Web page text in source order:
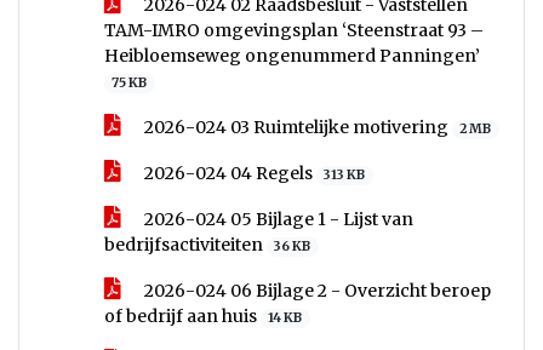
2026-024 02 Raadsbesluit - Vaststellen
TAM-IMRO omgevingsplan ‘Steenstraat 93 –
Heibloemseweg ongenummerd Panningen’
75 KB
2026-024 03 Ruimtelijke motivering 2 MB
2026-024 04 Regels 313 KB
2026-024 05 Bijlage 1 - Lijst van
bedrijfsactiviteiten
36 KB
2026-024 06 Bijlage 2 - Overzicht beroep
of bedrijf aan huis
14 KB